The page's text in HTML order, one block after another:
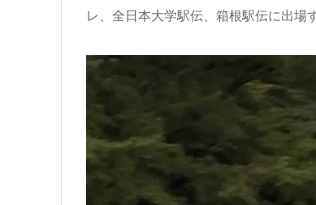
レ、全日本大学駅伝、箱根駅伝に出場